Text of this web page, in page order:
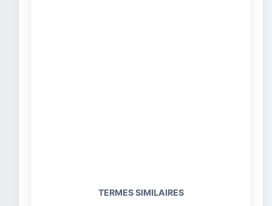
TERMES SIMILAIRES